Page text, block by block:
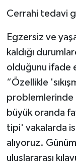
Cerrahi tedavi
Egzersiz ve
kaldığı
olduğunu ifade
“Özellikle
problemlerinde
büyük oranda
tipi' vakalarda
alıyoruz.
uluslararası